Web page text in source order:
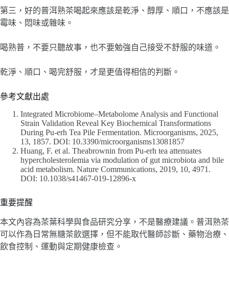
第三，好的普洱熟茶喝起來應該是乾淨、醇厚、順口，不應該是
霉味、悶味或雜味。
喝熟普，不要只聽故事，也不要勉強自己接受不舒服的味道。
乾淨、順口、喝完舒服，才是更值得相信的判斷。
參考文獻出處
Integrated Microbiome–Metabolome Analysis and Functional
Strain Validation Reveal Key Biochemical Transformations
During Pu-erh Tea Pile Fermentation. Microorganisms, 2025,
13, 1857. DOI: 10.3390/microorganisms13081857
Huang, F. et al. Theabrownin from Pu-erh tea attenuates
hypercholesterolemia via modulation of gut microbiota and bile
acid metabolism. Nature Communications, 2019, 10, 4971.
DOI: 10.1038/s41467-019-12896-x
重要提醒
本文內容為茶葉科學與食品研究分享，不是醫療建議。普洱熟茶
可以作為日常無糖茶飲選擇，但不能取代醫師診斷、藥物治療、
飲食控制、運動與定期健康檢查。